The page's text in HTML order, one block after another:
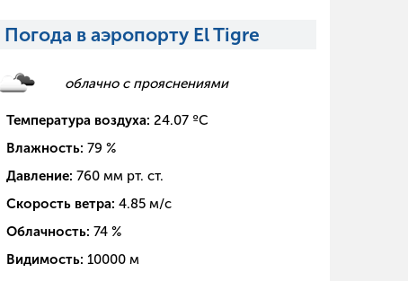
Погода в аэропорту El Tigre
облачно с прояснениями
Температура воздуха: 24.07 ºC
Влажность: 79 %
Давление: 760 мм рт. ст.
Скорость ветра: 4.85 м/с
Облачность: 74 %
Видимость: 10000 м